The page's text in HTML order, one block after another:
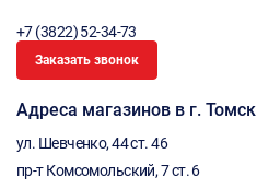
+7 (3822) 52-34-73
Заказать звонок
Адреса магазинов в г. Томск
ул. Шевченко, 44 ст. 46
пр-т Комсомольский, 7 ст. 6